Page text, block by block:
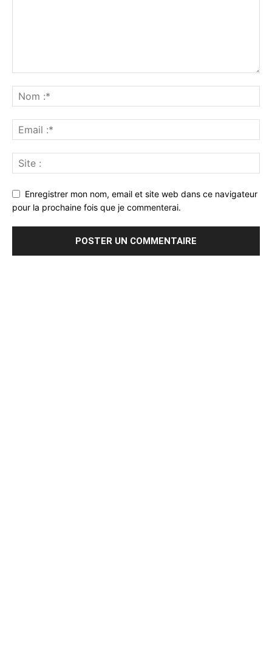
Enregistrer mon nom, email et site web dans ce navigateur
pour la prochaine fois que je commenterai.